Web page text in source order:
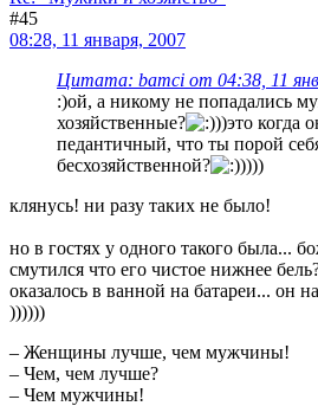
#45
08:28, 11 января, 2007
Цитата: bamci от 04:38, 11
:)ой, а никому не попадались
хозяйственные?
))это когда
педантичный, что ты порой
бесхозяйственной?
))))
клянусь! ни разу таких не было!
но в гостях у одного такого была...
смутился что его чистое нижнее
оказалось в ванной на батареи... он
))))))
– Женщины лучше, чем мужчины!
– Чем, чем лучше?
– Чем мужчины!